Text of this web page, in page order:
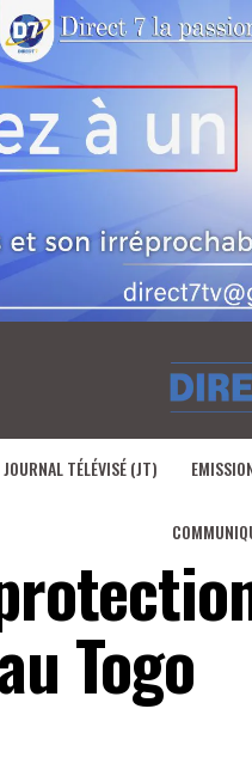
JOURNAL TÉLÉVISÉ (JT)
Togo